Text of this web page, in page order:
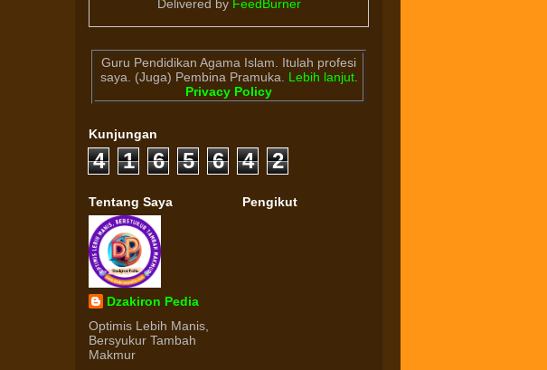
Delivered by FeedBurner
Guru Pendidikan Agama Islam. Itulah profesi
saya. (Juga) Pembina Pramuka.
Lebih lanjut.
Privacy Policy
Kunjungan
4 1 6 5 6 4 2
Tentang Saya
Dzakiron Pedia
Optimis Lebih Manis,
Bersyukur Tambah
Makmur
Pengikut